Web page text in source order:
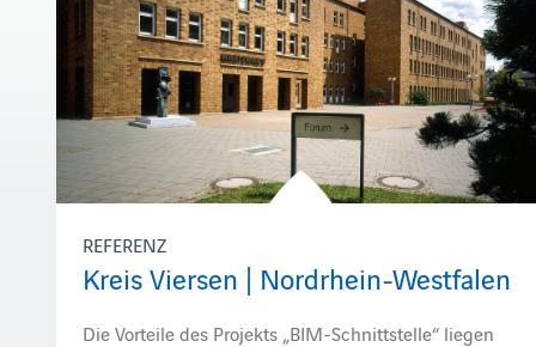
REFERENZ
Kreis Viersen | Nordrhein-Westfalen
Die Vorteile des Projekts „BIM-Schnittstelle“ liegen